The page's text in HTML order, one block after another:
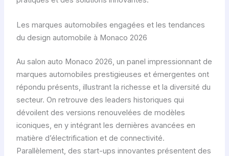
Les marques automobiles engagées et les tendances
du design automobile à Monaco 2026
Au salon auto Monaco 2026, un panel impressionnant de
marques automobiles prestigieuses et émergentes ont
répondu présents, illustrant la richesse et la diversité du
secteur. On retrouve des leaders historiques qui
dévoilent des versions renouvelées de modèles
iconiques, en y intégrant les dernières avancées en
matière d’électrification et de connectivité.
Parallèlement, des start-ups innovantes présentent des